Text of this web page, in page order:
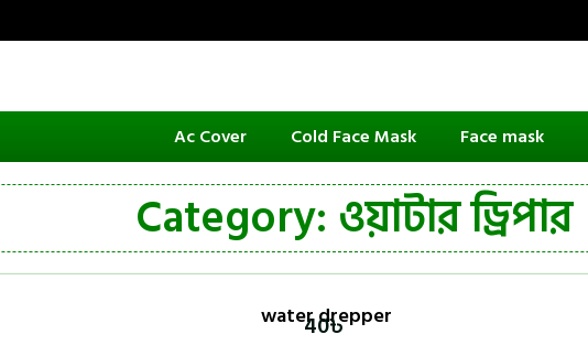
Ac Cover Cold Face Mask Face mask
Category: ওয়াটার ড্রিপার
water drepper
40৳